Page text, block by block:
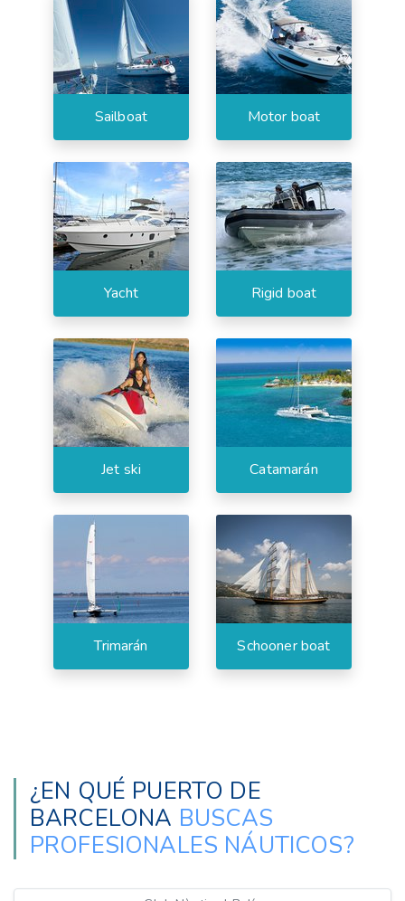
Sailboat Motor boat
Yacht Rigid boat
Jet ski Catamarán
Trimarán Schooner boat
¿EN QUÉ PUERTO DE
BARCELONA BUSCAS
PROFESIONALES NÁUTICOS?